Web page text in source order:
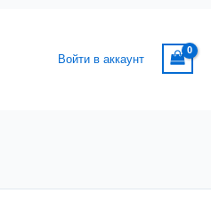
Войти в аккаунт